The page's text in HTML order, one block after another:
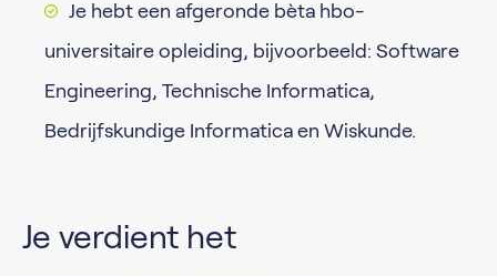
Je hebt een afgeronde bèta hbo-
universitaire opleiding, bijvoorbeeld: Software
Engineering, Technische Informatica,
Bedrijfskundige Informatica en Wiskunde.
Je verdient het